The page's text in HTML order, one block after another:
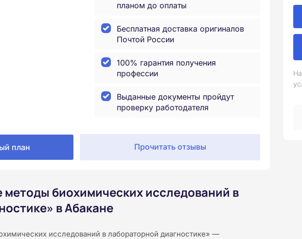
планом до оплаты
Бесплатная доставка оригиналов
Почтой России
100% гарантия получения
профессии
Выданные документы пройдут
проверку работодателя
план Прочитать отзывы
биохимических исследований в
в Абакане
исследований в лабораторной диагностике» —